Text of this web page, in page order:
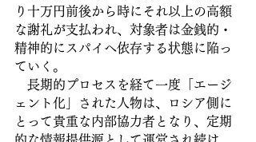
り十万円前後から時にそれ以上の高額
な謝礼が支払われ、対象者は金銭的・
精神的にスパイへ依存する状態に陥っ
ていく。
長期的プロセスを経て一度「エージ
ェント化」された人物は、ロシア側に
とって貴重な内部協力者となり、定期